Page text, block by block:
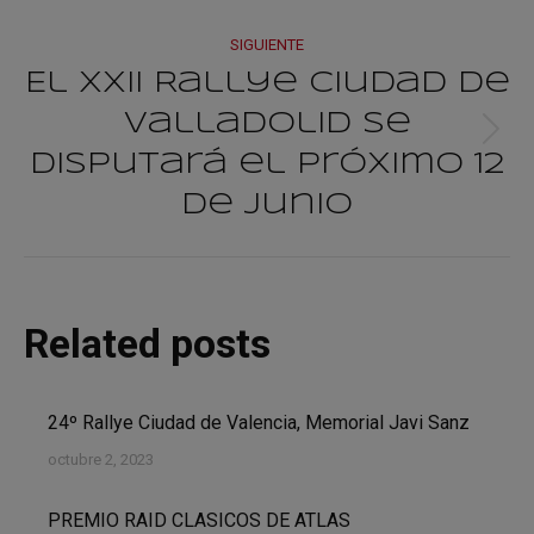
SIGUIENTE
Publicación
siguiente:
El XXII Rallye Ciudad de
Valladolid se
disputará el próximo 12
de junio
Related posts
24º Rallye Ciudad de Valencia, Memorial Javi Sanz
octubre 2, 2023
PREMIO RAID CLASICOS DE ATLAS